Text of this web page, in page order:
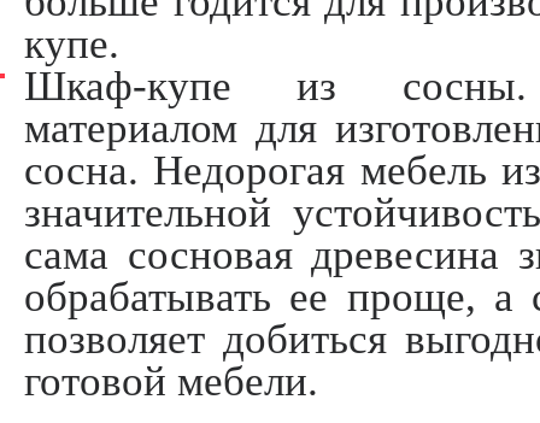
купе.
Шкаф-купе из сосны.
материалом для
сосна. Недорогая мебель
значительной
сама сосновая древесина
обрабатывать ее проще, а
позволяет добиться
готовой мебели.